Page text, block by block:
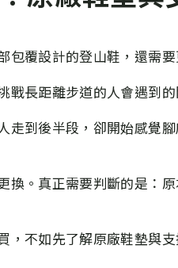
包覆設計的登山鞋，還需
戰長距離步道的人會遇到的
走到後半段，卻開始感覺
換。真正需要判斷的是：
，不如先了解原廠鞋墊與